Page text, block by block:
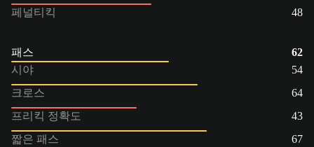
페널티킥
48
패스
62
시야
54
크로스
64
프리킥 정확도
43
짧은 패스
67